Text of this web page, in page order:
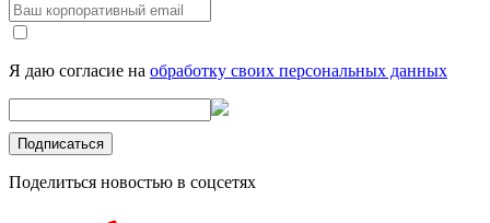
Я даю согласие на обработку своих персональных данных
Поделиться новостью в соцсетях